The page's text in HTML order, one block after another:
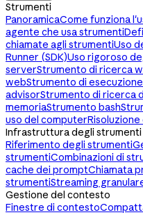
Strumenti
PanoramicaCome funziona
agente che usa strumenti
chiamate agli strumentiUso
Runner (SDK)Uso rigoroso
serverStrumento di ricerca
webStrumento di
advisorStrumento di ricerca
memoriaStrumento bash
uso del computer
Infrastruttura degli strumenti
Riferimento degli strumenti
strumentiCombinazioni di
cache dei promptChiamata
strumentiStreaming
Gestione del contesto
Finestre di contesto